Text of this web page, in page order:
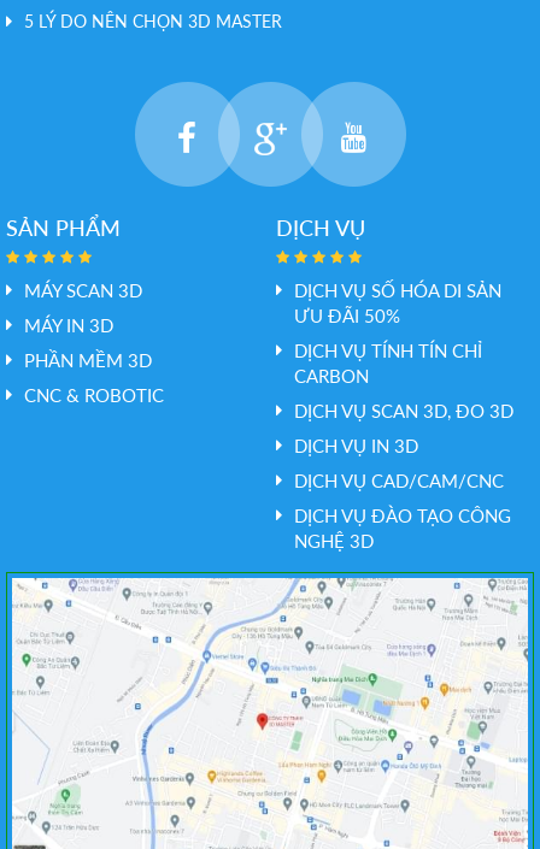
5 LÝ DO NÊN CHỌN 3D MASTER
SẢN PHẨM
MÁY SCAN 3D
MÁY IN 3D
PHẦN MỀM 3D
CNC & ROBOTIC
DỊCH VỤ
DỊCH VỤ SỐ HÓA DI SẢN
ƯU ĐÃI 50%
DỊCH VỤ TÍNH TÍN CHỈ
CARBON
DỊCH VỤ SCAN 3D, ĐO 3D
DỊCH VỤ IN 3D
DỊCH VỤ CAD/CAM/CNC
DỊCH VỤ ĐÀO TẠO CÔNG
NGHỆ 3D